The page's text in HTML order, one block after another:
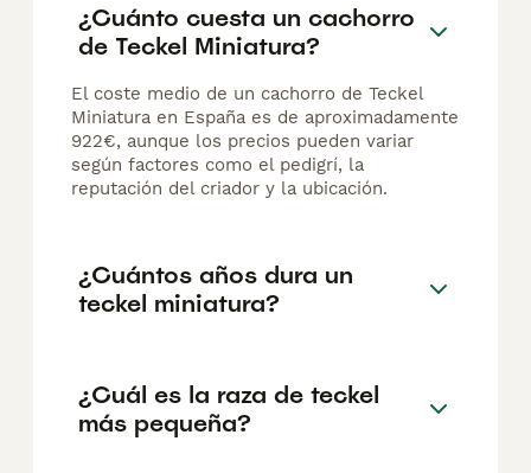
¿Cuánto cuesta un cachorro
de Teckel Miniatura?
El coste medio de un cachorro de Teckel
Miniatura en España es de aproximadamente
922€, aunque los precios pueden variar
según factores como el pedigrí, la
reputación del criador y la ubicación.
¿Cuántos años dura un
teckel miniatura?
¿Cuál es la raza de teckel
más pequeña?